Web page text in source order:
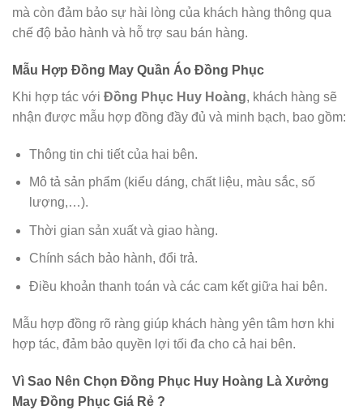
mà còn đảm bảo sự hài lòng của khách hàng thông qua
chế độ bảo hành và hỗ trợ sau bán hàng.
Mẫu Hợp Đồng May Quần Áo Đồng Phục
Khi hợp tác với Đồng Phục Huy Hoàng, khách hàng sẽ
nhận được mẫu hợp đồng đầy đủ và minh bạch, bao gồm:
Thông tin chi tiết của hai bên.
Mô tả sản phẩm (kiểu dáng, chất liệu, màu sắc, số
lượng,…).
Thời gian sản xuất và giao hàng.
Chính sách bảo hành, đổi trả.
Điều khoản thanh toán và các cam kết giữa hai bên.
Mẫu hợp đồng rõ ràng giúp khách hàng yên tâm hơn khi
hợp tác, đảm bảo quyền lợi tối đa cho cả hai bên.
Vì Sao Nên Chọn Đồng Phục Huy Hoàng Là Xưởng
May Đồng Phục Giá Rẻ ?